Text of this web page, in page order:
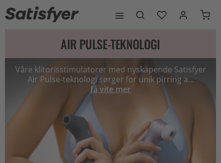
AIR PULSE-TEKNOLOGI
Våre klitorisstimulatorer med nyskapende Satisfyer
Air Pulse-teknologi sørger for unik pirring a...
få vite mer